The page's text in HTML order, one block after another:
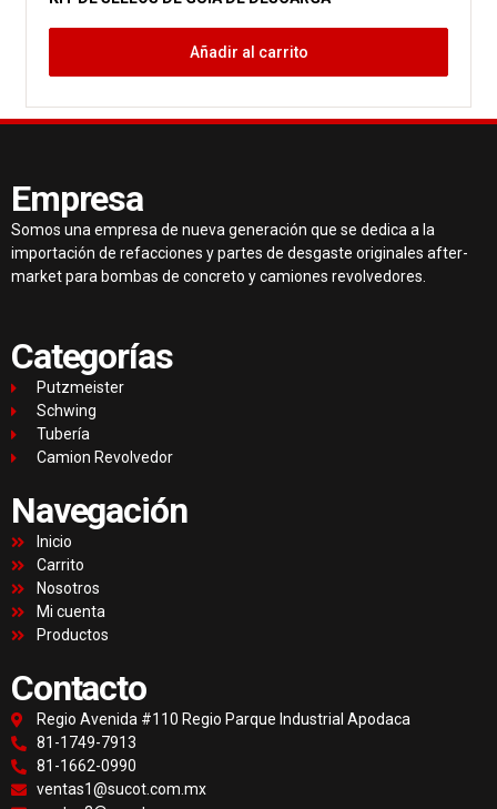
Añadir al carrito
Empresa
Somos una empresa de nueva generación que se dedica a la
importación de refacciones y partes de desgaste originales after-
market para bombas de concreto y camiones revolvedores.
Categorías
Putzmeister
Schwing
Tubería
Camion Revolvedor
Navegación
Inicio
Carrito
Nosotros
Mi cuenta
Productos
Contacto
Regio Avenida #110 Regio Parque Industrial Apodaca
81-1749-7913
81-1662-0990
ventas1@sucot.com.mx